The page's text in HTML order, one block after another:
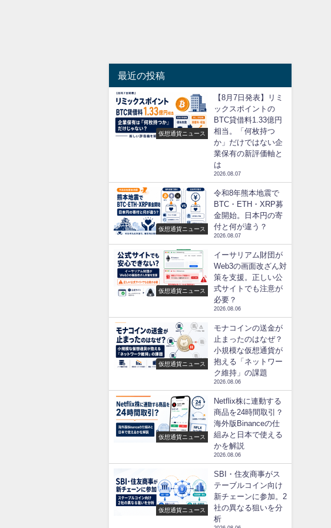
最近の投稿
仮想通貨ニュース
【8月7日発表】リミ
ックスポイントの
BTC貸借料1.33億円
相当。「何枚持つ
か」だけではない企
業保有の新評価軸と
は
2026.08.07
仮想通貨ニュース
令和8年熊本地震で
BTC・ETH・XRP募
金開始。日本円の寄
付と何が違う？
2026.08.07
仮想通貨ニュース
イーサリアム財団が
Web3の画面改ざん対
策を支援。正しい公
式サイトでも注意が
必要？
2026.08.06
仮想通貨ニュース
モナコインの送金が
止まったのはなぜ？
小規模な仮想通貨が
抱える「ネットワー
ク維持」の課題
2026.08.06
仮想通貨ニュース
Netflix株に連動する
商品を24時間取引？
海外版Binanceの仕
組みと日本で使える
かを解説
2026.08.06
仮想通貨ニュース
SBI・住友商事がス
テーブルコイン向け
新チェーンに参加。2
社の異なる狙いを分
析